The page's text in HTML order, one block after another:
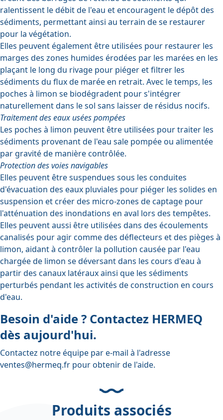
ralentissent le débit de l'eau et encouragent le dépôt des
sédiments, permettant ainsi au terrain de se restaurer
pour la végétation.
Elles peuvent également être utilisées pour restaurer les
marges des zones humides érodées par les marées en les
plaçant le long du rivage pour piéger et filtrer les
sédiments du flux de marée en retrait. Avec le temps, les
poches à limon se biodégradent pour s'intégrer
naturellement dans le sol sans laisser de résidus nocifs.
Traitement des eaux usées pompées
Les poches à limon peuvent être utilisées pour traiter les
sédiments provenant de l'eau sale pompée ou alimentée
par gravité de manière contrôlée.
Protection des voies navigables
Elles peuvent être suspendues sous les conduites
d'évacuation des eaux pluviales pour piéger les solides en
suspension et créer des micro-zones de captage pour
l'atténuation des inondations en aval lors des tempêtes.
Elles peuvent aussi être utilisées dans des écoulements
canalisés pour agir comme des déflecteurs et des pièges à
limon, aidant à contrôler la pollution causée par l'eau
chargée de limon se déversant dans les cours d'eau à
partir des canaux latéraux ainsi que les sédiments
perturbés pendant les activités de construction en cours
d'eau.
Besoin d'aide ? Contactez HERMEQ
dès aujourd'hui.
Contactez notre équipe par e-mail à l'adresse
ventes@hermeq.fr pour obtenir de l'aide.
Produits associés